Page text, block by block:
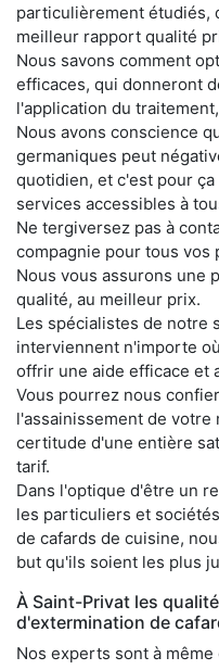
particulièrement étudiés,
meilleur rapport qualité
Nous savons comment
efficaces, qui donneront
l'application du
Nous avons conscience
germaniques peut
quotidien, et c'est pour
services accessibles à
Ne tergiversez pas à
compagnie pour tous vos
Nous vous assurons une
qualité, au meilleur prix.
Les spécialistes de notre
interviennent n'importe
offrir une aide efficace et
Vous pourrez nous
l'assainissement de votre
certitude d'une entière
tarif.
Dans l'optique d'être un
les particuliers et
de cafards de cuisine,
but qu'ils soient les plus
À Saint-Privat les
d'extermination de
Nos experts sont à